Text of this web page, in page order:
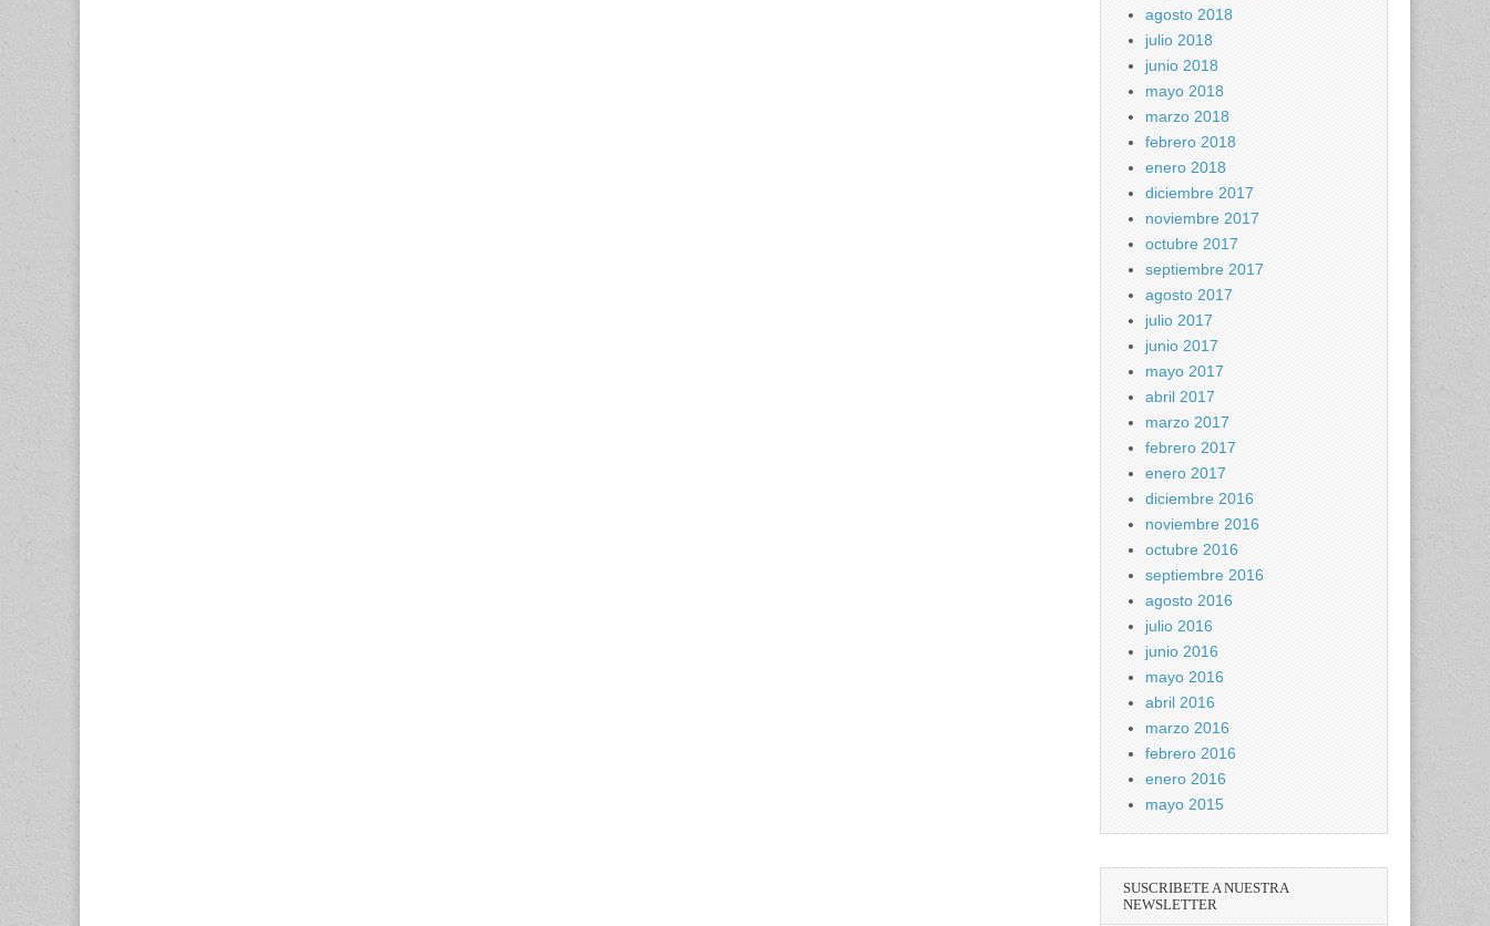
agosto 2018
julio 2018
junio 2018
mayo 2018
marzo 2018
febrero 2018
enero 2018
diciembre 2017
noviembre 2017
octubre 2017
septiembre 2017
agosto 2017
julio 2017
junio 2017
mayo 2017
abril 2017
marzo 2017
febrero 2017
enero 2017
diciembre 2016
noviembre 2016
octubre 2016
septiembre 2016
agosto 2016
julio 2016
junio 2016
mayo 2016
abril 2016
marzo 2016
febrero 2016
enero 2016
mayo 2015
SUSCRIBETE A NUESTRA
NEWSLETTER